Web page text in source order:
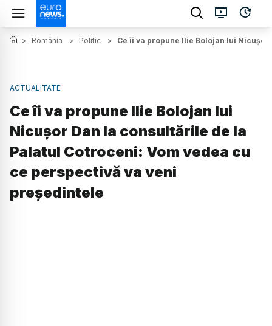
> România > Politic > Ce îi va propune Ilie Bolojan lui
ACTUALITATE
Ce îi va propune Ilie Bolojan lui
Nicușor Dan la consultările de la
Palatul Cotroceni: Vom vedea cu
ce perspectivă va veni
președintele